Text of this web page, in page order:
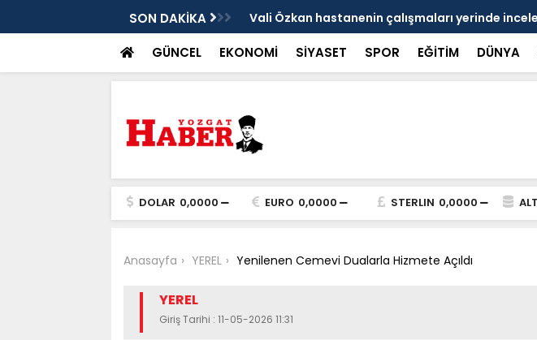
SON DAKİKA Vali Özkan hastanenin çalışmaları yerinde
GÜNCEL EKONOMİ SİYASET SPOR EĞİTİM DÜNYA
DOLAR 0,0000 EURO 0,0000 STERLIN 0,0000
Anasayfa YEREL Yenilenen Cemevi Dualarla Hizmete Açıldı
YEREL
Giriş Tarihi : 11-05-2026 11:31